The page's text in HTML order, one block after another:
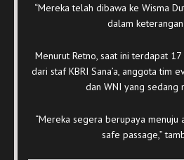
“Mereka telah dibawa ke Wisma
dalam
Menurut Retno, saat ini terdapat
dari staf KBRI Sana’a, anggota tim
dan WNI yang sedang
“Mereka segera berupaya menuju
safe passage,”